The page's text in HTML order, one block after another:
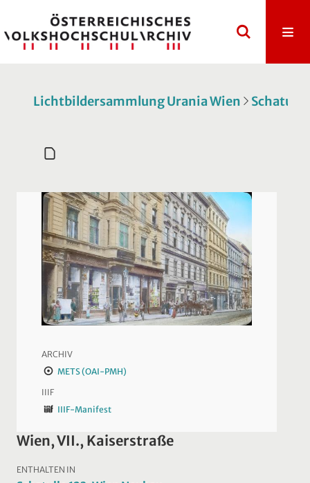
Lichtbildersammlung Urania Wien Schatulle
ARCHIV
METS (OAI-PMH)
IIIF
IIIF-Manifest
Wien, VII., Kaiserstraße
ENTHALTEN IN